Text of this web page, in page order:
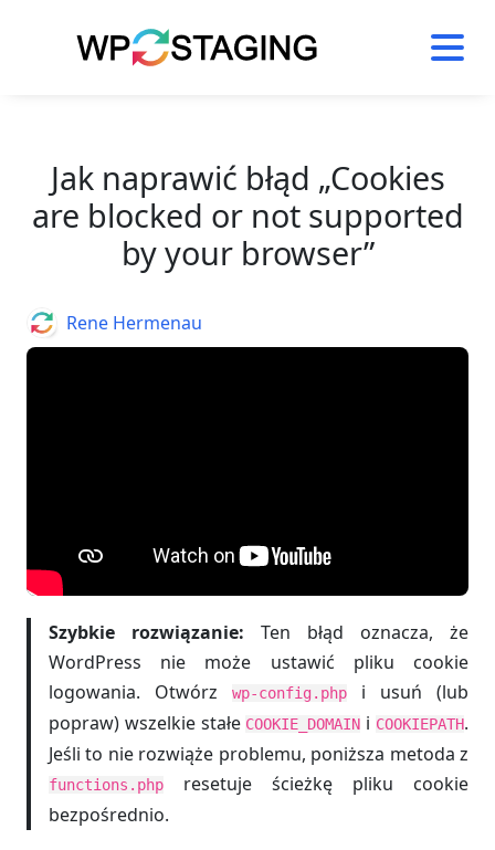
Jak naprawić błąd „Cookies
are blocked or not supported
by your browser”
Szybkie rozwiązanie: Ten błąd oznacza, że
WordPress nie może ustawić pliku cookie
logowania. Otwórz
wp-config.php
i usuń (lub
popraw) wszelkie stałe COOKIE_DOMAIN i COOKIEPATH.
Jeśli to nie rozwiąże problemu, poniższa metoda z
functions.php
resetuje ścieżkę pliku cookie
bezpośrednio.
AuthorRene Hermenau